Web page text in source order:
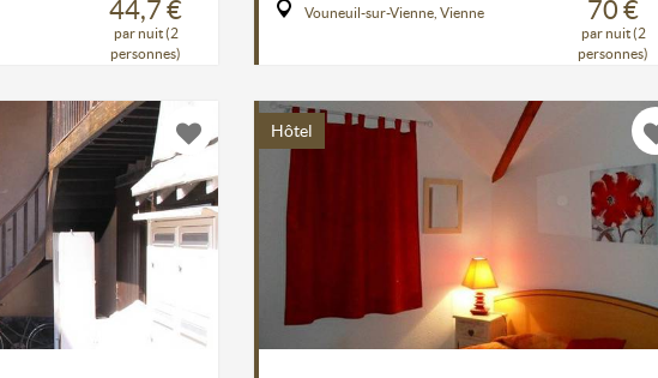
44,7 €
par nuit (2
personnes)
70 €
par nuit (2
personnes)
Vouneuil-sur-Vienne, Vienne
Hôtel